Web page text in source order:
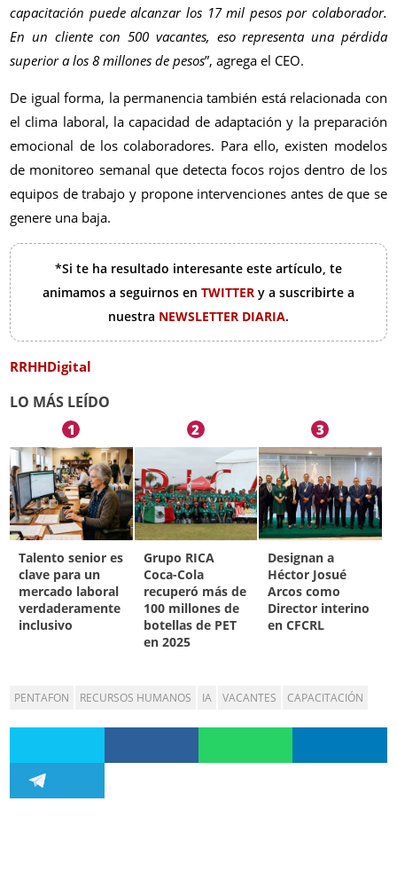
capacitación puede alcanzar los 17 mil pesos por colaborador.
En un cliente con 500 vacantes, eso representa una pérdida
superior a los 8 millones de pesos”, agrega el CEO.
De igual forma, la permanencia también está relacionada con
el clima laboral, la capacidad de adaptación y la preparación
emocional de los colaboradores. Para ello, existen modelos
de monitoreo semanal que detecta focos rojos dentro de los
equipos de trabajo y propone intervenciones antes de que se
genere una baja.
*Si te ha resultado interesante este artículo, te
animamos a seguirnos en TWITTER y a suscribirte a
nuestra NEWSLETTER DIARIA.
RRHHDigital
LO MÁS LEÍDO
1
Talento senior es
clave para un
mercado laboral
verdaderamente
inclusivo
2
Grupo RICA
Coca-Cola
recuperó más de
100 millones de
botellas de PET
en 2025
3
Designan a
Héctor Josué
Arcos como
Director interino
en CFCRL
PENTAFON RECURSOS HUMANOS IA VACANTES CAPACITACIÓN